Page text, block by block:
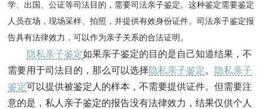
学、出国、公证等司法目的，需要司法亲子鉴定。这种鉴定需要鉴定
人员在场，现场采样、拍照，并提供有效身份证件。司法亲子鉴定报
告具有法律效力，可以作为亲子关系的合法证明。
隐私亲子鉴定如果亲子鉴定的目的是自己知道结果，不
需要用于司法目的，那么可以选择隐私亲子鉴定。
隐私亲子
鉴定可以提供被鉴定人的样本，不需要提供证件。但需要注
意的是，私人亲子鉴定的报告没有法律效力，结果仅供个人